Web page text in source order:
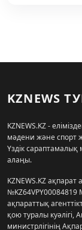
KZNEWS
KZNEWS.KZ -
мәдени және спорт
Үздік
алаңы.
KZNEWS.KZ ақпарат
№KZ64VPY00084819
ақпараттық
қою туралы
министрлігінің